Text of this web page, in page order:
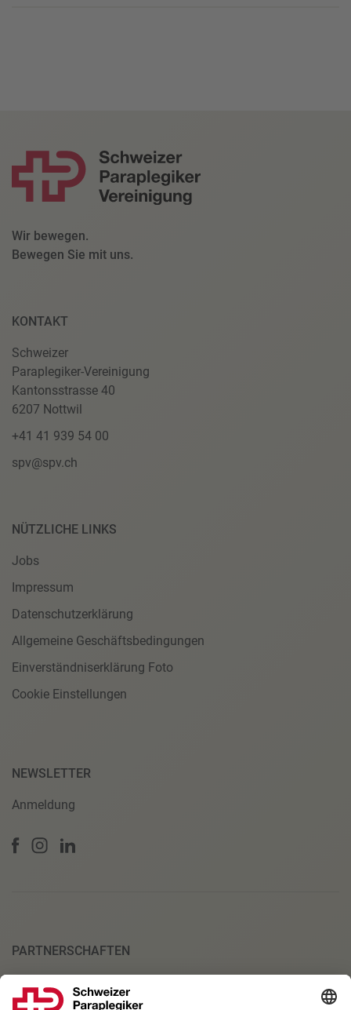
Wir bewegen.
Bewegen Sie mit uns.
KONTAKT
Schweizer
Paraplegiker-Vereinigung
Kantonsstrasse 40
6207 Nottwil
+41 41 939 54 00
spv@spv.ch
NÜTZLICHE LINKS
Jobs
Impressum
Datenschutzerklärung
Allgemeine Geschäftsbedingungen
Einverständniserklärung Foto
Cookie Einstellungen
NEWSLETTER
Anmeldung
PARTNERSCHAFTEN